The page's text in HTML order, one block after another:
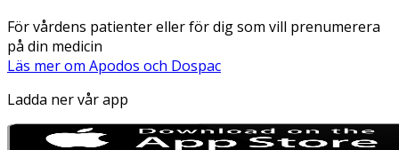
För vårdens patienter eller för dig som vill prenumerera
på din medicin
Läs mer om Apodos och Dospac
Ladda ner vår app